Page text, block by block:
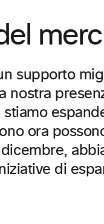
supporto
nostra
stiamo
ora
di